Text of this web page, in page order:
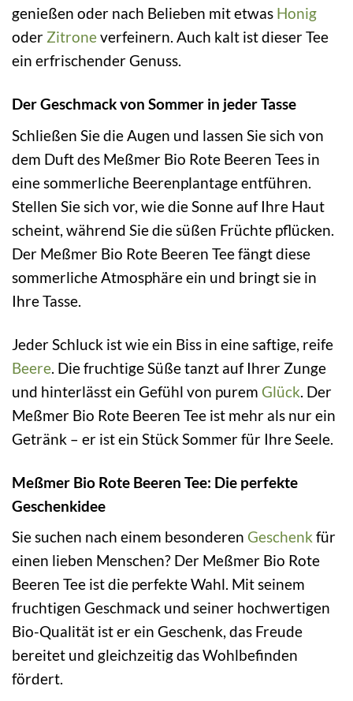
genießen oder nach Belieben mit etwas Honig
oder Zitroneverfeinern. Auch kalt ist dieser Tee
ein erfrischender Genuss.
Der Geschmack von Sommer in jeder Tasse
Schließen Sie die Augen und lassen Sie sich von
dem Duft des Meßmer Bio Rote Beeren Tees in
eine sommerliche Beerenplantage entführen.
Stellen Sie sich vor, wie die Sonne auf Ihre Haut
scheint, während Sie die süßen Früchte pflücken.
Der Meßmer Bio Rote Beeren Tee fängt diese
sommerliche Atmosphäre ein und bringt sie in
Ihre Tasse.
Jeder Schluck ist wie ein Biss in eine saftige, reife
Beere. Die fruchtige Süße tanzt auf Ihrer Zunge
und hinterlässt ein Gefühl von purem Glück. Der
Meßmer Bio Rote Beeren Tee ist mehr als nur ein
Getränk – er ist ein Stück Sommer für Ihre Seele.
Meßmer Bio Rote Beeren Tee: Die perfekte
Geschenkidee
Sie suchen nach einem besonderen Geschenk für
einen lieben Menschen? Der Meßmer Bio Rote
Beeren Tee ist die perfekte Wahl. Mit seinem
fruchtigen Geschmack und seiner hochwertigen
Bio-Qualität ist er ein Geschenk, das Freude
bereitet und gleichzeitig das Wohlbefinden
fördert.